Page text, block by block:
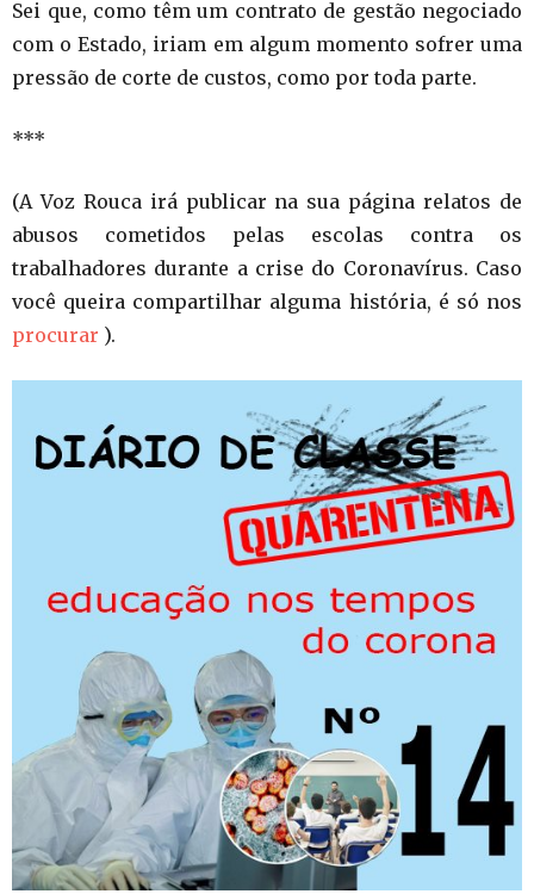
Sei que, como têm um contrato de gestão negociado
com o Estado, iriam em algum momento sofrer uma
pressão de corte de custos, como por toda parte.
***
(A Voz Rouca irá publicar na sua página relatos de
abusos cometidos pelas escolas contra os
trabalhadores durante a crise do Coronavírus. Caso
você queira compartilhar alguma história, é só nos
procurar ).